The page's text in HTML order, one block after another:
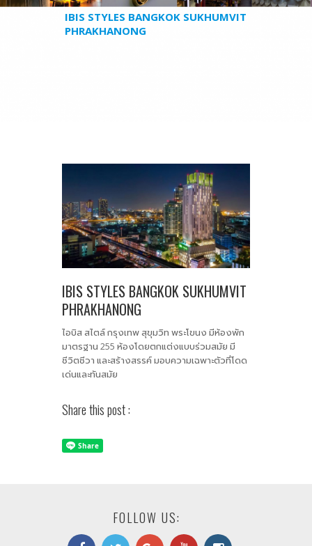
IBIS STYLES BANGKOK SUKHUMVIT
PHRAKHANONG
IBIS STYLES BANGKOK SUKHUMVIT
PHRAKHANONG
ไอบิส สไตล์ กรุงเทพ สุขุมวิท พระโขนง มีห้องพัก
มาตรฐาน 255 ห้องโดยตกแต่งแบบร่วมสมัย มี
ชีวิตชีวา และสร้างสรรค์ มอบความเฉพาะตัวที่โดด
เด่นและทันสมัย
Share this post :
FOLLOW US: